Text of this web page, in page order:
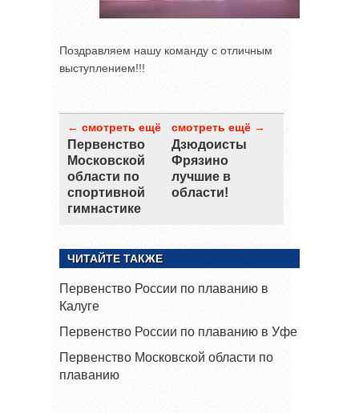
Поздравляем нашу команду с отличным
выступлением!!!
← смотреть ещё
Первенство
Московской
области по
спортивной
гимнастике
смотреть ещё →
Дзюдоисты
Фрязино
лучшие в
области!
ЧИТАЙТЕ ТАКЖЕ
Первенство России по плаванию в
Калуге
Первенство России по плаванию в Уфе
Первенство Московской области по
плаванию